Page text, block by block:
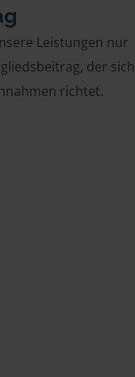
Leistungen nur
der sich
richtet.